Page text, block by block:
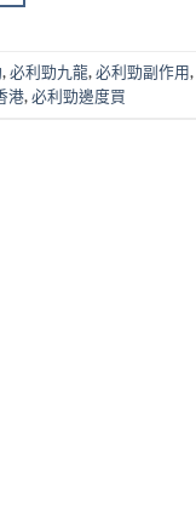
,必利勁九龍,必利勁副作用,
港,必利勁邊度買